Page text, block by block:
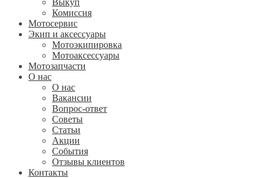
Выкуп
Комиссия
Мотосервис
Экип и аксессуары
Мотоэкипировка
Мотоаксессуары
Мотозапчасти
О нас
О нас
Вакансии
Вопрос-ответ
Советы
Статьи
Акции
События
Отзывы клиентов
Контакты